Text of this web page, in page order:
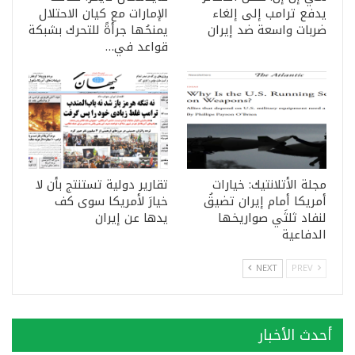
يدفع ترامب إلى إلغاء
ضربات واسعة ضد إيران
الإمارات مع كيان الاحتلال
يمنحُها جرأةً للتحرك بشبكة
قواعد في…
مجلة الأتلانتيك: خيارات
أمريكا أمام إيران تضيقُ
لنفاد ثلثَي صواريخها
الدفاعية
تقارير دولية تستنتج بأن لا
خيارَ لأمريكا سوى كف
يدها عن إيران
NEXT
أحدث الأخبار